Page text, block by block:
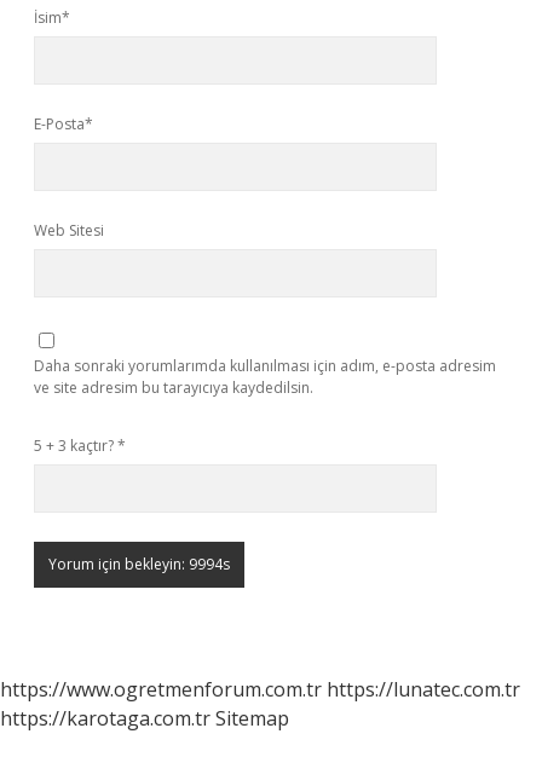
İsim*
E-Posta*
Web Sitesi
Daha sonraki yorumlarımda kullanılması için adım, e-posta adresim
ve site adresim bu tarayıcıya kaydedilsin.
5 + 3 kaçtır?*
https://www.ogretmenforum.com.tr https://lunatec.com.tr
https://karotaga.com.trSitemap